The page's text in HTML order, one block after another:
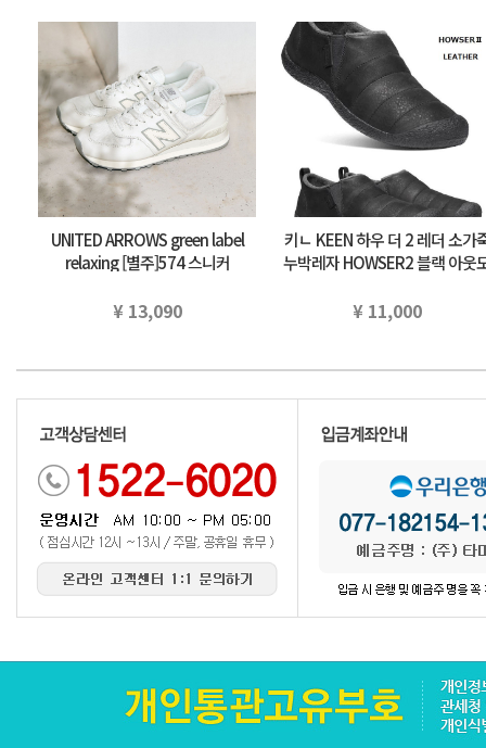
UNITED ARROWS green label
relaxing [별주]574 스니커
구리…
¥ 13,090
키ㄴ KEEN 하우 더 2 레더 소가
누박레자 HOWSER2 블랙 아웃
¥ 11,000